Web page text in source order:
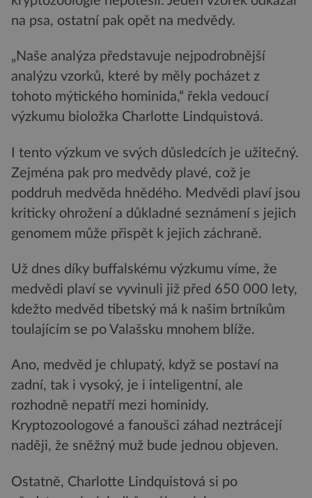
na psa, ostatní pak opět na medvědy.
„Naše analýza představuje nejpodrobnější
analýzu vzorků, které by měly pocházet z
tohoto mýtického hominida,“ řekla vedoucí
výzkumu bioložka Charlotte Lindquistová.
I tento výzkum ve svých důsledcích je užitečný.
Zejména pak pro medvědy plavé, což je
poddruh medvěda hnědého. Medvědi plaví jsou
kriticky ohrožení a důkladné seznámení s jejich
genomem může přispět k jejich záchraně.
Už dnes díky buffalskému výzkumu víme, že
medvědi plaví se vyvinuli již před 650 000 lety,
kdežto medvěd tibetský má k našim brtníkům
toulajícím se po Valašsku mnohem blíže.
Ano, medvěd je chlupatý, když se postaví na
zadní, tak i vysoký, je i inteligentní, ale
rozhodně nepatří mezi hominidy.
Kryptozoologové a fanoušci záhad neztrácejí
naději, že sněžný muž bude jednou objeven.
Ostatně, Charlotte Lindquistová si po